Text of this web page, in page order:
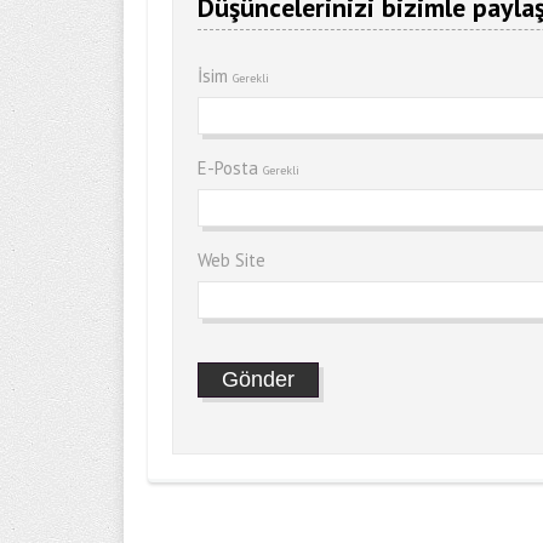
Düşüncelerinizi bizimle
İsim Gerekli
E-Posta Gerekli
Web Site